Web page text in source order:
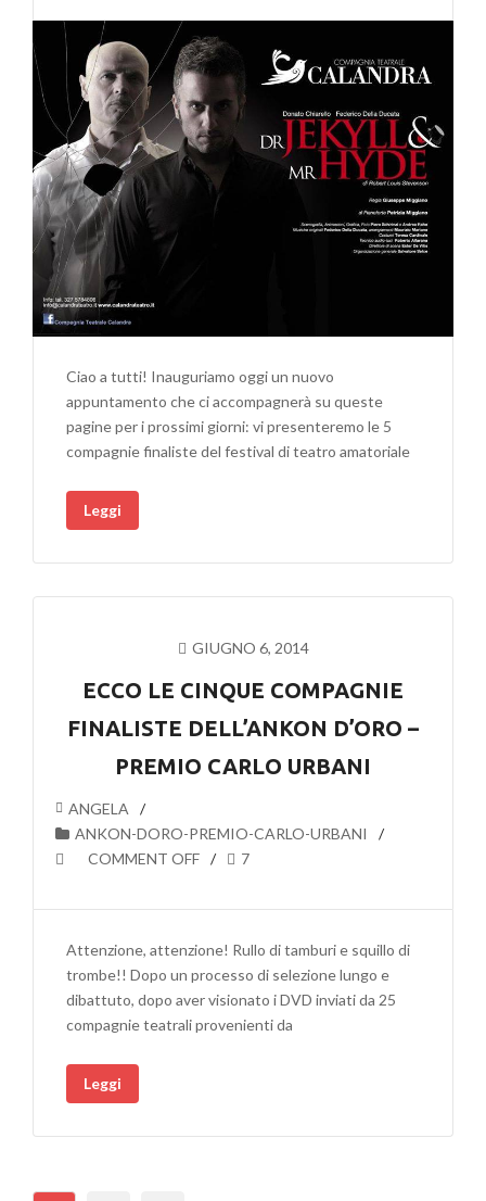
Ciao a tutti! Inauguriamo oggi un nuovo
appuntamento che ci accompagnerà su queste
pagine per i prossimi giorni: vi presenteremo le 5
compagnie finaliste del festival di teatro amatoriale
Leggi
GIUGNO 6, 2014
ECCO LE CINQUE COMPAGNIE
FINALISTE DELL’ANKON D’ORO –
PREMIO CARLO URBANI
ANGELA
ANKON-DORO-PREMIO-CARLO-URBANI
COMMENT OFF
7
Attenzione, attenzione! Rullo di tamburi e squillo di
trombe!! Dopo un processo di selezione lungo e
dibattuto, dopo aver visionato i DVD inviati da 25
compagnie teatrali provenienti da
Leggi